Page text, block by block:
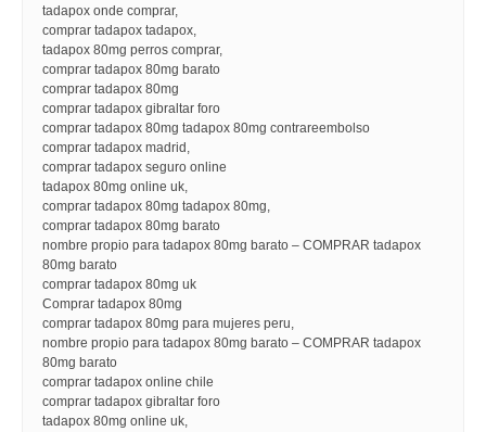
tadapox onde comprar,
comprar tadapox tadapox,
tadapox 80mg perros comprar,
comprar tadapox 80mg barato
comprar tadapox 80mg
comprar tadapox gibraltar foro
comprar tadapox 80mg tadapox 80mg contrareembolso
comprar tadapox madrid,
comprar tadapox seguro online
tadapox 80mg online uk,
comprar tadapox 80mg tadapox 80mg,
comprar tadapox 80mg barato
nombre propio para tadapox 80mg barato – COMPRAR tadapox
80mg barato
comprar tadapox 80mg uk
Comprar tadapox 80mg
comprar tadapox 80mg para mujeres peru,
nombre propio para tadapox 80mg barato – COMPRAR tadapox
80mg barato
comprar tadapox online chile
comprar tadapox gibraltar foro
tadapox 80mg online uk,